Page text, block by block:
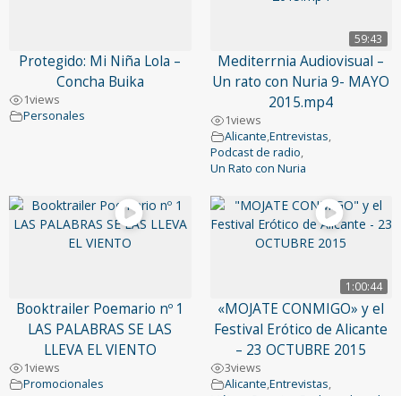
Protegido: Mi Niña Lola –
Concha Buika
1views
Personales
59:43
Mediterrnia Audiovisual –
Un rato con Nuria 9- MAYO
2015.mp4
1views
Alicante,Entrevistas,
Podcast de radio,
Un Rato con Nuria
Booktrailer Poemario nº 1
LAS PALABRAS SE LAS
LLEVA EL VIENTO
1views
Promocionales
1:00:44
«MOJATE CONMIGO» y el
Festival Erótico de Alicante
– 23 OCTUBRE 2015
3views
Alicante,Entrevistas,